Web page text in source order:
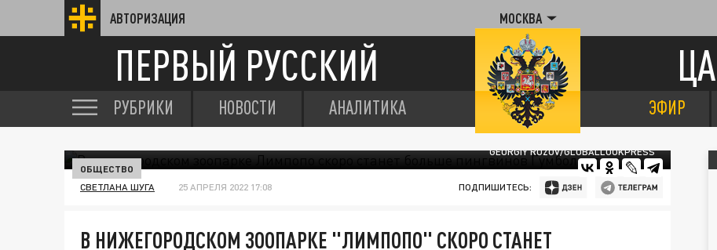
АВТОРИЗАЦИЯ МОСКВА
ПЕРВЫЙ РУССКИЙ
РУБРИКИ НОВОСТИ АНАЛИТИКА ЭФИР
GEORGIY ROZOV/GLOBALLOOKPRESS
ОБЩЕСТВО
СВЕТЛАНА ШУГА 25 АПРЕЛЯ 2022 17:08 ПОДПИШИТЕСЬ:
В НИЖЕГОРОДСКОМ ЗООПАРКЕ "ЛИМПОПО" СКОРО СТАНЕТ